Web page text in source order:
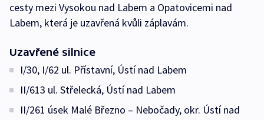
cesty mezi Vysokou nad Labem a Opatovicemi nad
Labem, která je uzavřená kvůli záplavám.
Uzavřené silnice
I/30, I/62 ul. Přístavní, Ústí nad Labem
II/613 ul. Střelecká, Ústí nad Labem
II/261 úsek Malé Březno – Nebočady, okr. Ústí nad